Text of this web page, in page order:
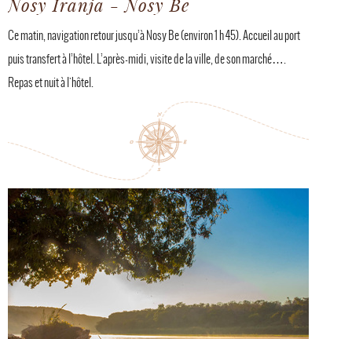
Nosy Iranja - Nosy Be
Ce matin, navigation retour jusqu’à Nosy Be (environ 1 h 45). Accueil au port
puis transfert à l’hôtel. L’après-midi, visite de la ville, de son marché….
Repas et nuit à l'hôtel.